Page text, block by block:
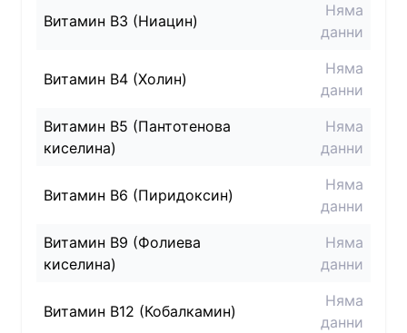
Витамин B3 (Ниацин)
Няма
данни
Витамин B4 (Холин)
Няма
данни
Витамин B5 (Пантотенова
киселина)
Няма
данни
Витамин B6 (Пиридоксин)
Няма
данни
Витамин B9 (Фолиева
киселина)
Няма
данни
Витамин B12 (Кобалкамин)
Няма
данни